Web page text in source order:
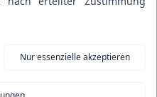
Nur essenzielle akzeptieren